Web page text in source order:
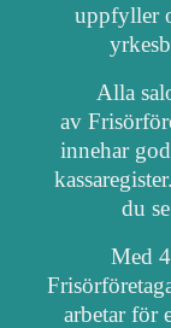
uppfyller
Alla
av
innehar
du
Med
arbetar för